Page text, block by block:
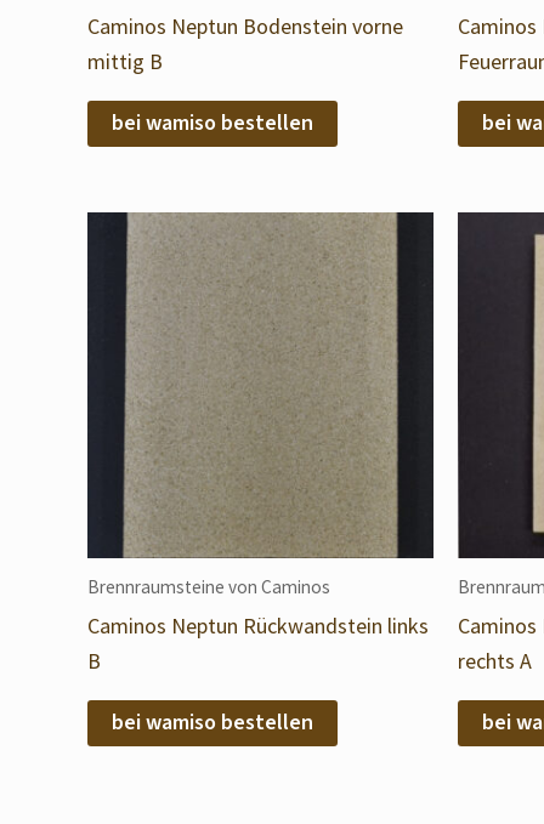
Caminos Neptun Bodenstein vorne
mittig B
bei wamiso bestellen
Caminos
bei
Brennraumsteine von Caminos
Caminos Neptun Rückwandstein links
B
bei wamiso bestellen
rechts A
bei